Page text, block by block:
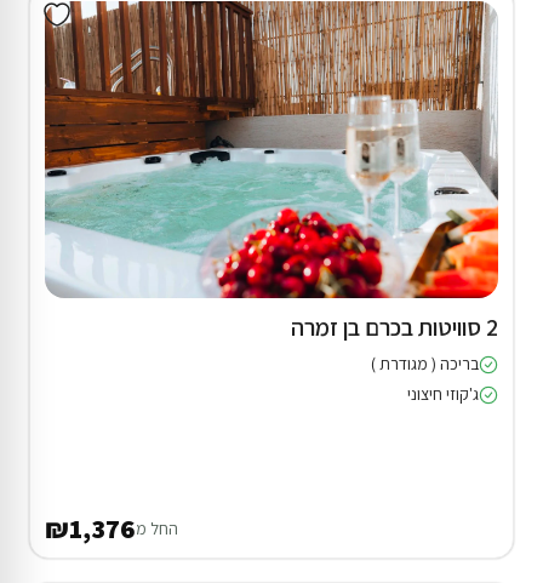
2 סוויטות בכרם בן זמרה
בריכה ( מגודרת )
ג'קוזי חיצוני
החל מ₪1,376